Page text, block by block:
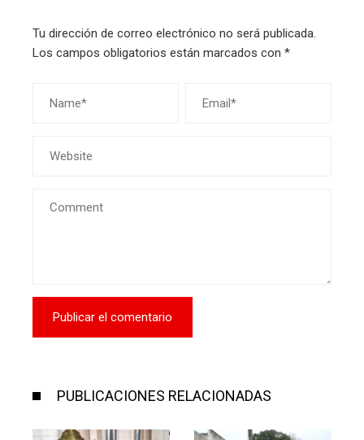
Tu dirección de correo electrónico no será publicada.
Los campos obligatorios están marcados con *
PUBLICACIONES RELACIONADAS